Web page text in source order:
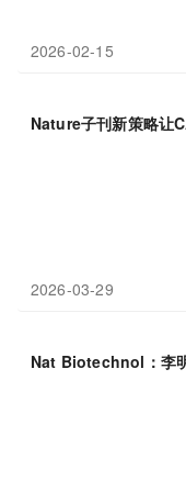
2026-02-15
Nature子刊新策略让
2026-03-29
Nat Biotechnol：李